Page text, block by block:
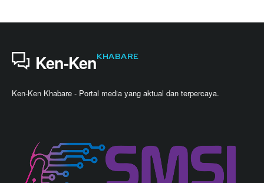
Ken-KenKHABARE
Ken-Ken Khabare - Portal media yang aktual dan terpercaya.